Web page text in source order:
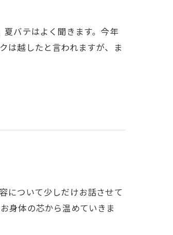
バテはよく聞きます。今年
は越したと言われますが、ま
について少しだけお話させて
身体の芯から温めていきま